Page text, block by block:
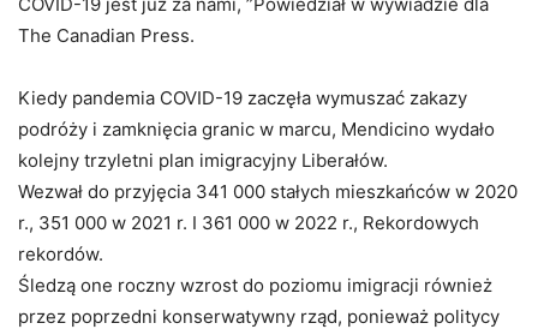
The Canadian Press.
Kiedy pandemia COVID-19 zaczęła wymuszać zakazy
podróży i zamknięcia granic w marcu, Mendicino wydało
kolejny trzyletni plan imigracyjny Liberałów.
Wezwał do przyjęcia 341 000 stałych mieszkańców w 2020
r., 351 000 w 2021 r. I 361 000 w 2022 r., Rekordowych
rekordów.
Śledzą one roczny wzrost do poziomu imigracji również
przez poprzedni konserwatywny rząd, ponieważ politycy